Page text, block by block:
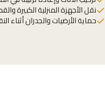
نقل الأجهزة المنزلية الكبيرة
حماية الأرضيات والجدران أثناء